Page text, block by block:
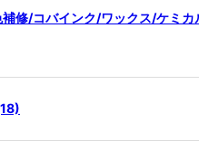
修/コバインク/ワックス/ケミカ